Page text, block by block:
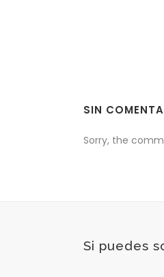
SIN
Sorry, the
Si puedes